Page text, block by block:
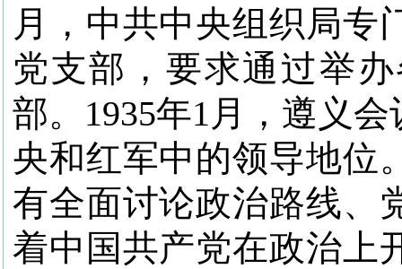
月，中共中央组织局专
党支部，要求通过举
部。1935年1月，遵义
央和红军中的领导地位
有全面讨论政治路线、
着中国共产党在政治上